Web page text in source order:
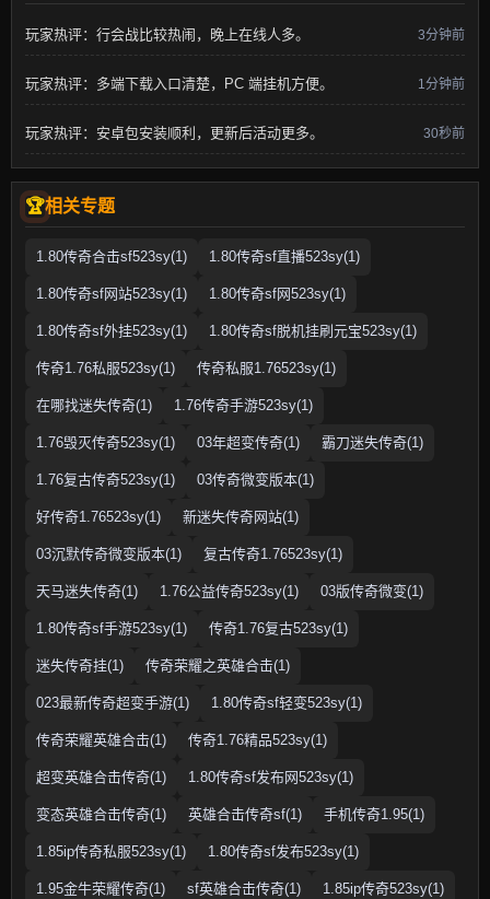
玩家热评：行会战比较热闹，晚上在线人多。 3分钟前
玩家热评：多端下载入口清楚，PC 端挂机方便。 1分钟前
玩家热评：安卓包安装顺利，更新后活动更多。 30秒前
相关专题
1.80传奇合击sf523sy(1) 1.80传奇sf直播523sy(1)
1.80传奇sf网站523sy(1) 1.80传奇sf网523sy(1)
1.80传奇sf外挂523sy(1) 1.80传奇sf脱机挂刷元宝523sy(1)
传奇1.76私服523sy(1) 传奇私服1.76523sy(1)
在哪找迷失传奇(1) 1.76传奇手游523sy(1)
1.76毁灭传奇523sy(1) 03年超变传奇(1) 霸刀迷失传奇(1)
1.76复古传奇523sy(1) 03传奇微变版本(1)
好传奇1.76523sy(1) 新迷失传奇网站(1)
03沉默传奇微变版本(1) 复古传奇1.76523sy(1)
天马迷失传奇(1) 1.76公益传奇523sy(1) 03版传奇微变(1)
1.80传奇sf手游523sy(1) 传奇1.76复古523sy(1)
迷失传奇挂(1) 传奇荣耀之英雄合击(1)
023最新传奇超变手游(1) 1.80传奇sf轻变523sy(1)
传奇荣耀英雄合击(1) 传奇1.76精品523sy(1)
超变英雄合击传奇(1) 1.80传奇sf发布网523sy(1)
变态英雄合击传奇(1) 英雄合击传奇sf(1) 手机传奇1.95(1)
1.85ip传奇私服523sy(1) 1.80传奇sf发布523sy(1)
1.95金牛荣耀传奇(1) sf英雄合击传奇(1) 1.85ip传奇523sy(1)